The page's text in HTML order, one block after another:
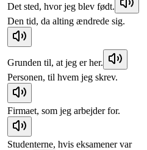
Det sted, hvor jeg blev født.
Den tid, da alting ændrede sig.
Grunden til, at jeg er her.
Personen, til hvem jeg skrev.
Firmaet, som jeg arbejder for.
Studenterne, hvis eksamener var